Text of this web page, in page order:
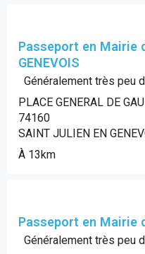
Passeport en Mairie
GENEVOIS
Généralement très peu
PLACE GENERAL DE
74160
SAINT JULIEN EN
À 13km
Passeport en Mairie
Généralement très peu